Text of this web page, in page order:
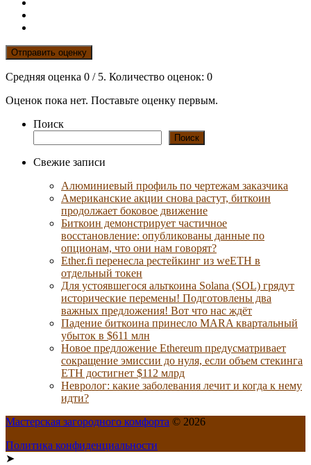
Отправить оценку
Средняя оценка 0 / 5. Количество оценок: 0
Оценок пока нет. Поставьте оценку первым.
Поиск
Поиск
Свежие записи
Алюминиевый профиль по чертежам заказчика
Американские акции снова растут, биткоин
продолжает боковое движение
Биткоин демонстрирует частичное
восстановление: опубликованы данные по
опционам, что они нам говорят?
Ether.fi перенесла рестейкинг из weETH в
отдельный токен
Для устоявшегося альткоина Solana (SOL) грядут
исторические перемены! Подготовлены два
важных предложения! Вот что нас ждёт
Падение биткоина принесло MARA квартальный
убыток в $611 млн
Новое предложение Ethereum предусматривает
сокращение эмиссии до нуля, если объем стекинга
ETH достигнет $112 млрд
Невролог: какие заболевания лечит и когда к нему
идти?
Мастерская загородного комфорта © 2026
Политика конфиденциальности
➤